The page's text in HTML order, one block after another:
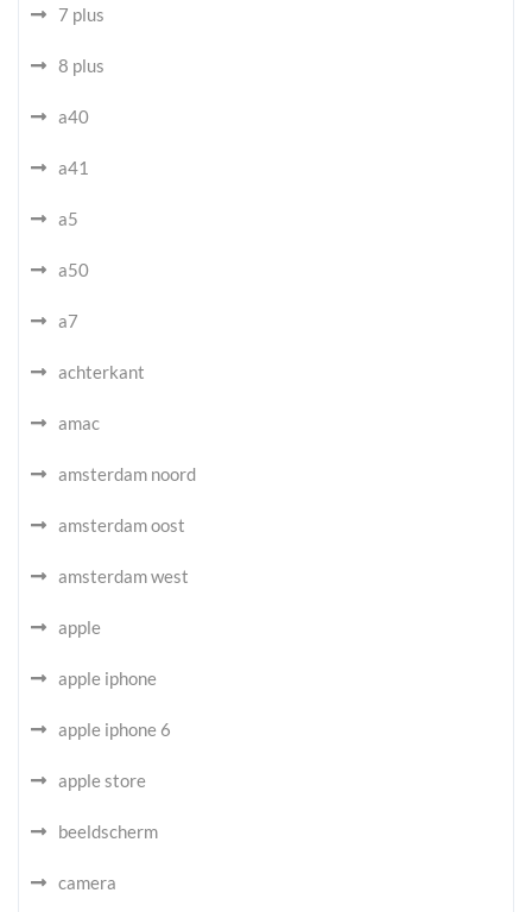
7 plus
8 plus
a40
a41
a5
a50
a7
achterkant
amac
amsterdam noord
amsterdam oost
amsterdam west
apple
apple iphone
apple iphone 6
apple store
beeldscherm
camera